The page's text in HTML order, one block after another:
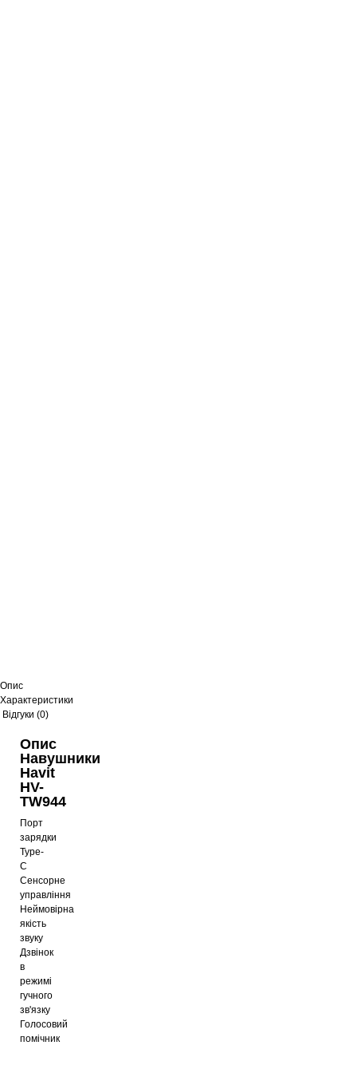
Опис
Характеристики
Відгуки (0)
Опис
Навушники
Havit
HV-
TW944
Порт
зарядки
Type-
C
Сенсорне
управління
Неймовірна
якість
звуку
Дзвінок
в
режимі
гучного
зв'язку
Голосовий
помічник